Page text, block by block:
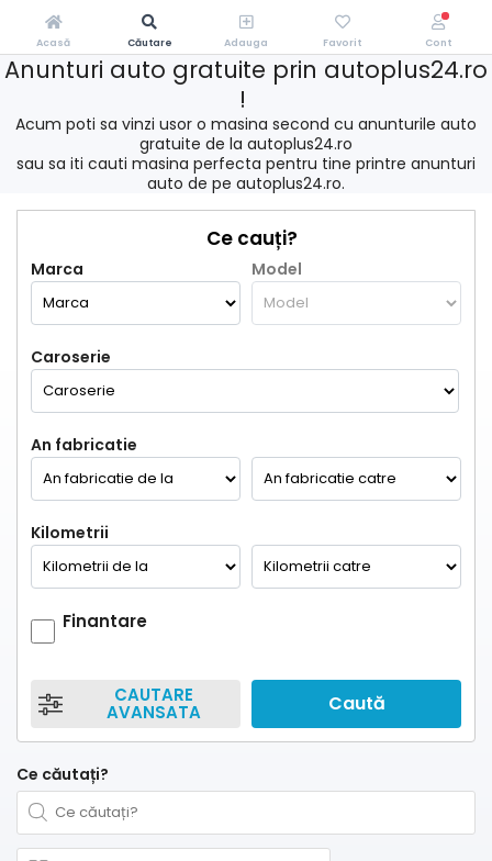
Anunturi auto gratuite prin autoplus24.ro
!
Acum poti sa vinzi usor o masina second cu anunturile auto
gratuite de la autoplus24.ro
sau sa iti cauti masina perfecta pentru tine printre anunturi
auto de pe autoplus24.ro.
Ce cauți?
Marca Model
Caroserie
An fabricatie
Kilometrii
Finantare
CAUTARE
AVANSATA Caută
Ce căutați?
Acasă Căutare Adauga Favorit Cont